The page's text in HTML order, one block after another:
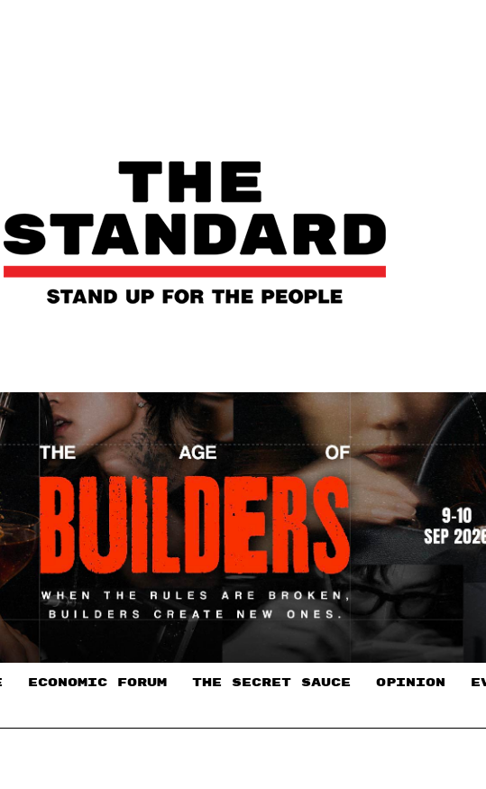
ECONOMIC FORUM THE SECRET SAUCE​ OPINION